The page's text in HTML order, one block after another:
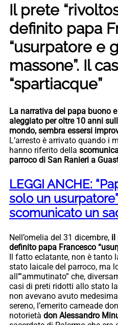
Il prete
definito papa
“usurpatore e
massone”. Il
“spartiacque”
La narrativa del papa buono
aleggiato per oltre 10 anni
mondo, sembra essersi
L’arresto è arrivato quando i
hanno riferito della
parroco di San Ranieri a
LEGGI ANCHE:
solo un
scomunicato un
Nell’omelia del 31 dicembre, il
definito papa Francesco
Il fatto eclatante, non è tanto
stato laicale del parroco, ma
all’”ammutinato” che,
casi di preti ridotti allo stato
non avevano avuto
sereno, l’emerito carneade
notorietà don Alessandro